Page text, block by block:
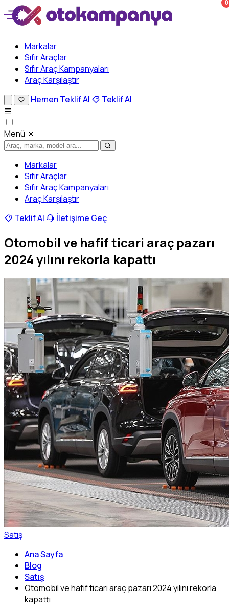
Markalar
Sıfır Araçlar
Sıfır Araç Kampanyaları
Araç Karşılaştır
0
Hemen Teklif Al Teklif Al
Menü
Markalar
Sıfır Araçlar
Sıfır Araç Kampanyaları
Araç Karşılaştır
Teklif Al
İletişime Geç
Otomobil ve hafif ticari araç pazarı
2024 yılını rekorla kapattı
Satış
Ana Sayfa
Blog
Satış
Otomobil ve hafif ticari araç pazarı 2024 yılını rekorla
kapattı